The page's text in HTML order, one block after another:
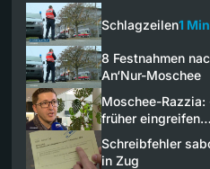
Schlagzeilen1 Min
8 Festnahmen
An‘Nur-Moschee
Moschee-
früher eingreifen…
Schreibfehler
in Zug